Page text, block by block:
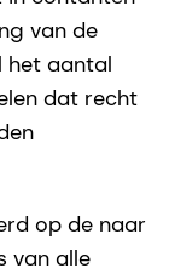
van de
het aantal
dat recht
op de naar
van alle